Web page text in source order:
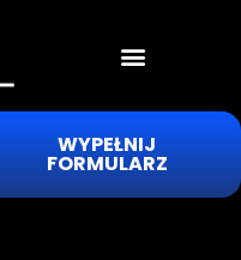
WYPEŁNIJ
FORMULARZ